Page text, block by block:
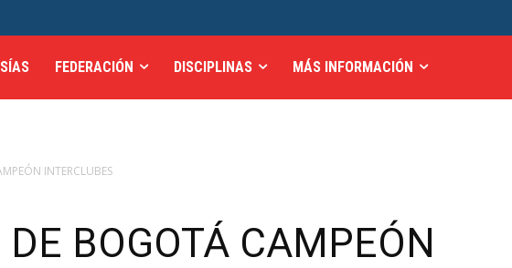
FEDERACIÓN DISCIPLINAS MÁS INFORMACIÓN
INTERCLUBES
BOGOTÁ CAMPEÓN